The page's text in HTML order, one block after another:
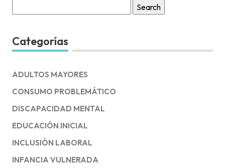
for:
Categorías
ADULTOS MAYORES
CONSUMO PROBLEMÁTICO
DISCAPACIDAD MENTAL
EDUCACIÓN INICIAL
INCLUSIÓN LABORAL
INFANCIA VULNERADA